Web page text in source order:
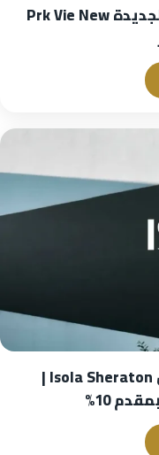
مول بارك في اب وايد القاهرة الجديدة Prk Vie New
أسعار كمبوند ايزولا شيراتون Isola Sheraton |